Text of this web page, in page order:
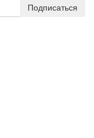
Подписаться